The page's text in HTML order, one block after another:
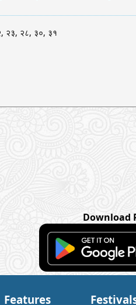
२३, २८, ३०, ३१
Download
Features